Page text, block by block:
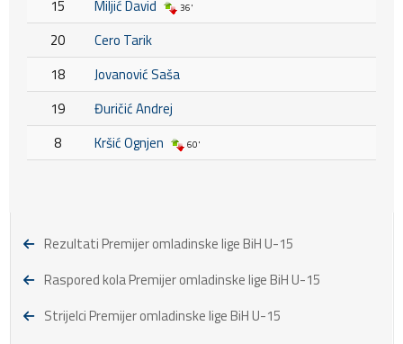
15 Miljić David 36'
20
Cero Tarik
18
Jovanović Saša
19
Đuričić Andrej
8
Kršić Ognjen 60'
Rezultati Premijer omladinske lige BiH U-15
Raspored kola Premijer omladinske lige BiH U-15
Strijelci Premijer omladinske lige BiH U-15